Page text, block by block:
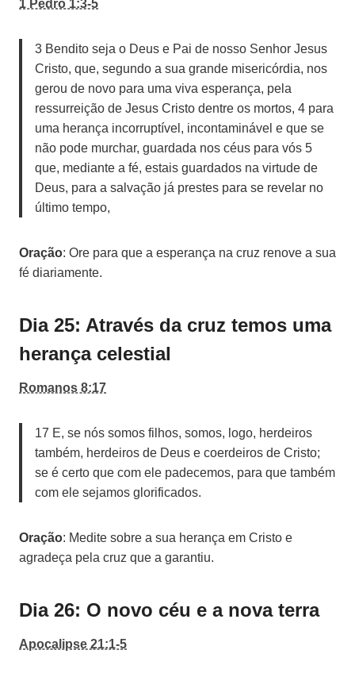
1 Pedro 1:3-5
3 Bendito seja o Deus e Pai de nosso Senhor Jesus
Cristo, que, segundo a sua grande misericórdia, nos
gerou de novo para uma viva esperança, pela
ressurreição de Jesus Cristo dentre os mortos, 4 para
uma herança incorruptível, incontaminável e que se
não pode murchar, guardada nos céus para vós 5
que, mediante a fé, estais guardados na virtude de
Deus, para a salvação já prestes para se revelar no
último tempo,
Oração: Ore para que a esperança na cruz renove a sua
fé diariamente.
Dia 25: Através da cruz temos uma
herança celestial
Romanos 8:17
17 E, se nós somos filhos, somos, logo, herdeiros
também, herdeiros de Deus e coerdeiros de Cristo;
se é certo que com ele padecemos, para que também
com ele sejamos glorificados.
Oração: Medite sobre a sua herança em Cristo e
agradeça pela cruz que a garantiu.
Dia 26: O novo céu e a nova terra
Apocalipse 21:1-5